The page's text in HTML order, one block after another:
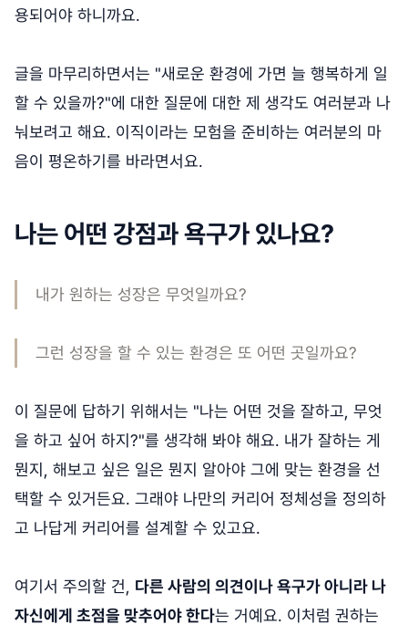
용되어야 하니까요.
글을 마무리하면서는 "새로운 환경에 가면 늘 행복하게 일
할 수 있을까?"에 대한 질문에 대한 제 생각도 여러분과 나
눠보려고 해요. 이직이라는 모험을 준비하는 여러분의 마
음이 평온하기를 바라면서요.
나는 어떤 강점과 욕구가 있나요?
내가 원하는 성장은 무엇일까요?
그런 성장을 할 수 있는 환경은 또 어떤 곳일까요?
이 질문에 답하기 위해서는 "나는 어떤 것을 잘하고, 무엇
을 하고 싶어 하지?"를 생각해 봐야 해요. 내가 잘하는 게
뭔지, 해보고 싶은 일은 뭔지 알아야 그에 맞는 환경을 선
택할 수 있거든요. 그래야 나만의 커리어 정체성을 정의하
고 나답게 커리어를 설계할 수 있고요.
여기서 주의할 건, 다른 사람의 의견이나 욕구가 아니라 나
자신에게 초점을 맞추어야 한다는 거예요. 이처럼 권하는